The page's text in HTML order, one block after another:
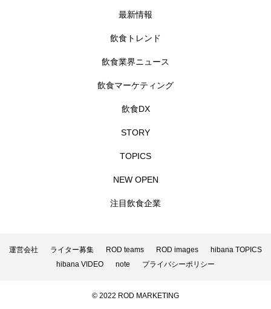
最新情報
飲食トレンド
飲食業界ニュース
飲食マーケティング
飲食DX
STORY
TOPICS
NEW OPEN
注目飲食企業
運営会社 ライター募集 ROD teams ROD images
hibana TOPICS
hibana VIDEO
note プライバシーポリシー
© 2022 ROD MARKETING